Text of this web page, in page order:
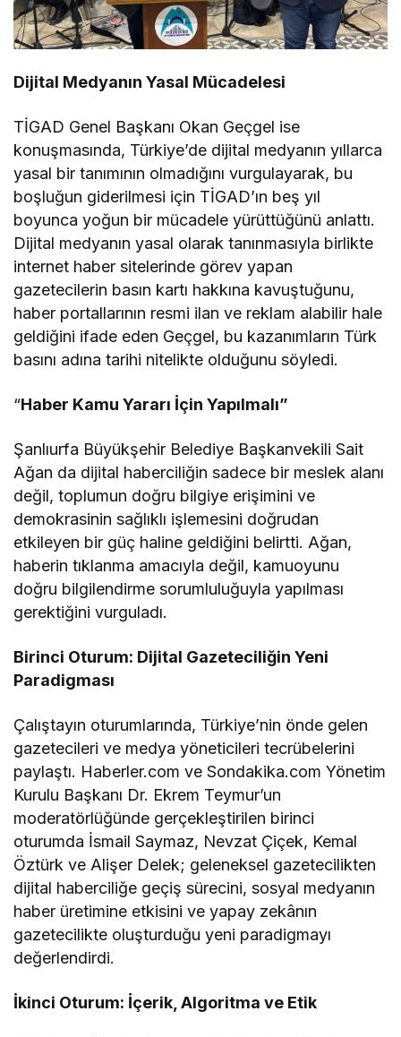
Dijital Medyanın Yasal Mücadelesi
TİGAD Genel Başkanı Okan Geçgel ise
konuşmasında, Türkiye’de dijital medyanın yıllarca
yasal bir tanımının olmadığını vurgulayarak, bu
boşluğun giderilmesi için TİGAD’ın beş yıl
boyunca yoğun bir mücadele yürüttüğünü anlattı.
Dijital medyanın yasal olarak tanınmasıyla birlikte
internet haber sitelerinde görev yapan
gazetecilerin basın kartı hakkına kavuştuğunu,
haber portallarının resmi ilan ve reklam alabilir hale
geldiğini ifade eden Geçgel, bu kazanımların Türk
basını adına tarihi nitelikte olduğunu söyledi.
“Haber Kamu Yararı İçin Yapılmalı”
Şanlıurfa Büyükşehir Belediye Başkanvekili Sait
Ağan da dijital haberciliğin sadece bir meslek alanı
değil, toplumun doğru bilgiye erişimini ve
demokrasinin sağlıklı işlemesini doğrudan
etkileyen bir güç haline geldiğini belirtti. Ağan,
haberin tıklanma amacıyla değil, kamuoyunu
doğru bilgilendirme sorumluluğuyla yapılması
gerektiğini vurguladı.
Birinci Oturum: Dijital Gazeteciliğin Yeni
Paradigması
Çalıştayın oturumlarında, Türkiye’nin önde gelen
gazetecileri ve medya yöneticileri tecrübelerini
paylaştı. Haberler.com ve Sondakika.com Yönetim
Kurulu Başkanı Dr. Ekrem Teymur’un
moderatörlüğünde gerçekleştirilen birinci
oturumda İsmail Saymaz, Nevzat Çiçek, Kemal
Öztürk ve Alişer Delek; geleneksel gazetecilikten
dijital haberciliğe geçiş sürecini, sosyal medyanın
haber üretimine etkisini ve yapay zekânın
gazetecilikte oluşturduğu yeni paradigmayı
değerlendirdi.
İkinci Oturum: İçerik, Algoritma ve Etik